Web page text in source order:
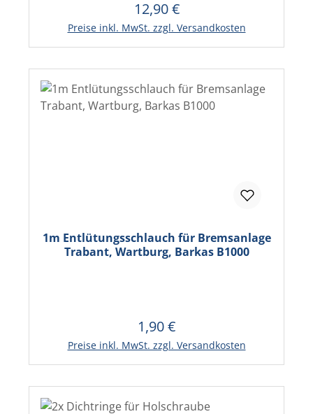
Regulärer Preis:
12,90 €
Preise inkl. MwSt. zzgl. Versandkosten
In den Warenkorb
1m Entlütungsschlauch für Bremsanlage
Trabant, Wartburg, Barkas B1000
Regulärer Preis:
1,90 €
Preise inkl. MwSt. zzgl. Versandkosten
In den Warenkorb